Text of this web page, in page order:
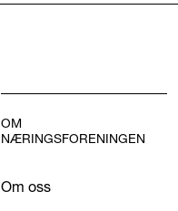
OM
NÆRINGSFORENINGEN
Om oss